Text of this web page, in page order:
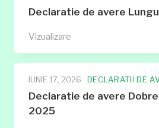
Declaratie de avere
Vizualizare
avere
Lungu
Catalin
DECLARATII DE
Declaratie de avere
2025
IUNIE 17, 2026